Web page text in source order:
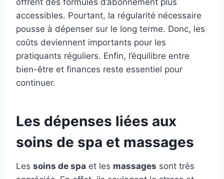
offrent des formules d’abonnement plus
accessibles. Pourtant, la régularité nécessaire
pousse à dépenser sur le long terme. Donc, les
coûts deviennent importants pour les
pratiquants réguliers. Enfin, l’équilibre entre
bien-être et finances reste essentiel pour
continuer.
Les dépenses liées aux
soins de spa et massages
Les soins de spa et les massages sont très